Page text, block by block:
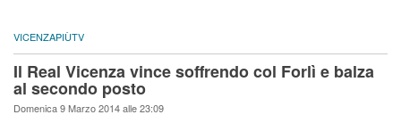
VICENZAPIÙTV
Il Real Vicenza vince soffrendo col Forlì e balza
al secondo posto
Domenica 9 Marzo 2014 alle 23:09